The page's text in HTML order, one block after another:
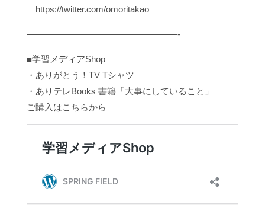
https://twitter.com/omoritakao
—————————————————-
■学習メディアShop
・ありがとう！TV Tシャツ
・ありテレBooks 書籍「大事にしていること」
ご購入はこちらから